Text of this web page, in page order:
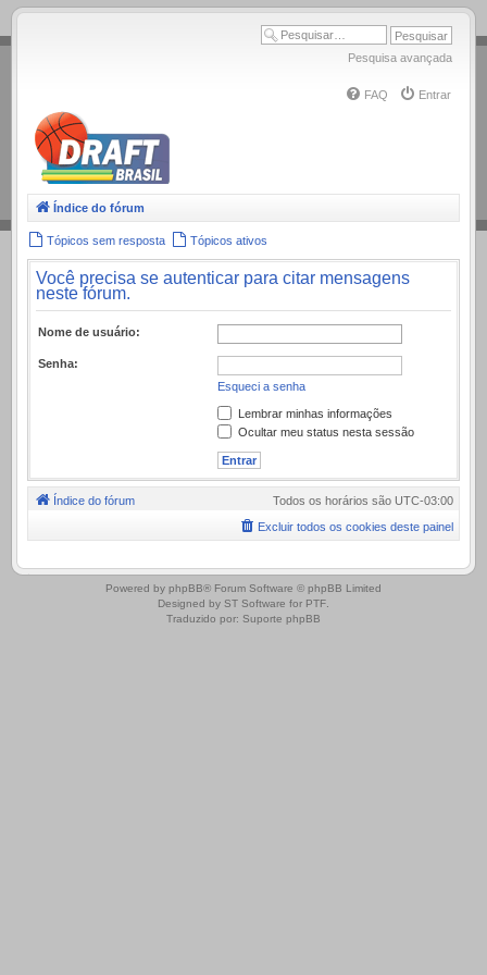
.
Pesquisa avançada
FAQ Entrar
Índice do fórum
Tópicos sem resposta Tópicos ativos
Você precisa se autenticar para citar mensagens
neste fórum.
Nome de usuário:
Senha:
Esqueci a senha
Lembrar minhas informações
Ocultar meu status nesta sessão
Índice do fórum Todos os horários são UTC-03:00
Excluir todos os cookies deste painel
.
Powered by phpBB® Forum Software © phpBB Limited
Designed by ST Software for PTF.
Traduzido por: Suporte phpBB